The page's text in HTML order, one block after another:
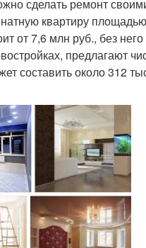
сделать ремонт
квартиру площадью
от 7,6 млн руб., без
предлагают
составить около 312